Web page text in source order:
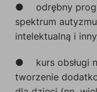
●
odrębny
spektrum
intelektualną i
●
kurs obsługi
tworzenie